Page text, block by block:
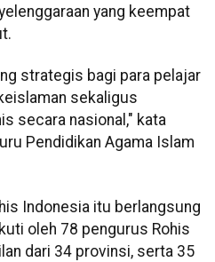
yang keempat
strategis bagi para pelajar
sekaligus
secara nasional," kata
Pendidikan Agama Islam
Indonesia itu berlangsung
oleh 78 pengurus Rohis
dari 34 provinsi, serta 35